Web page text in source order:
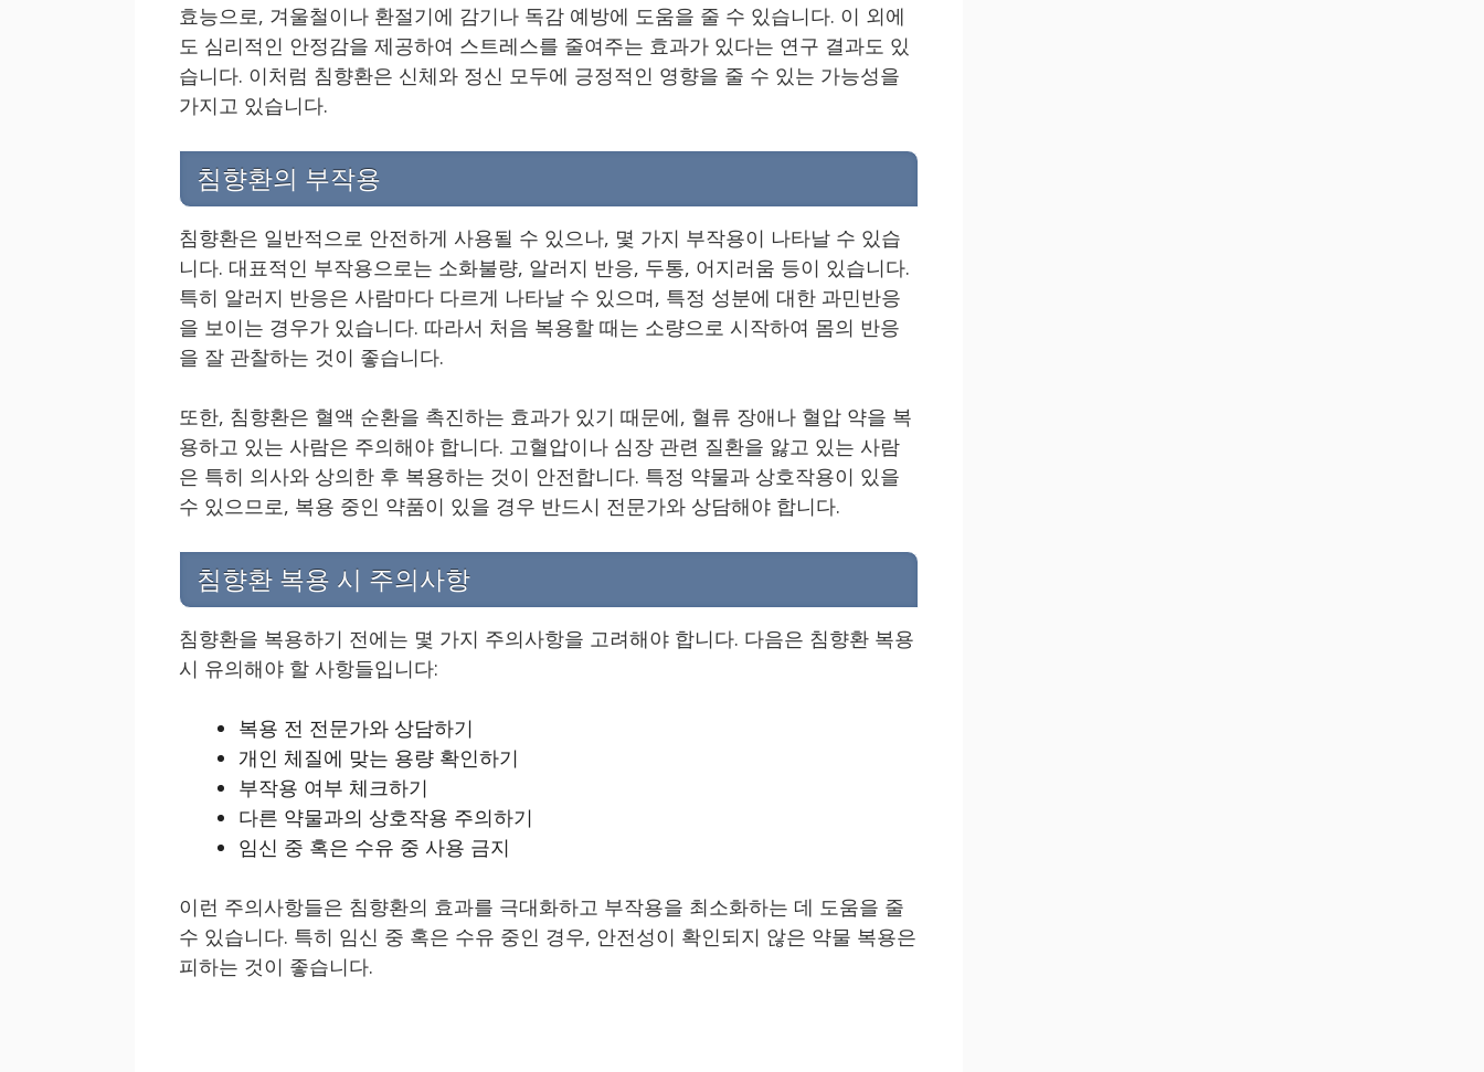
효능으로, 겨울철이나 환절기에 감기나 독감 예방에 도움을 줄 수 있습니다. 이 외에
도 심리적인 안정감을 제공하여 스트레스를 줄여주는 효과가 있다는 연구 결과도 있
습니다. 이처럼 침향환은 신체와 정신 모두에 긍정적인 영향을 줄 수 있는 가능성을
가지고 있습니다.
침향환의 부작용
침향환은 일반적으로 안전하게 사용될 수 있으나, 몇 가지 부작용이 나타날 수 있습
니다. 대표적인 부작용으로는 소화불량, 알러지 반응, 두통, 어지러움 등이 있습니다.
특히 알러지 반응은 사람마다 다르게 나타날 수 있으며, 특정 성분에 대한 과민반응
을 보이는 경우가 있습니다. 따라서 처음 복용할 때는 소량으로 시작하여 몸의 반응
을 잘 관찰하는 것이 좋습니다.
또한, 침향환은 혈액 순환을 촉진하는 효과가 있기 때문에, 혈류 장애나 혈압 약을 복
용하고 있는 사람은 주의해야 합니다. 고혈압이나 심장 관련 질환을 앓고 있는 사람
은 특히 의사와 상의한 후 복용하는 것이 안전합니다. 특정 약물과 상호작용이 있을
수 있으므로, 복용 중인 약품이 있을 경우 반드시 전문가와 상담해야 합니다.
침향환 복용 시 주의사항
침향환을 복용하기 전에는 몇 가지 주의사항을 고려해야 합니다. 다음은 침향환 복용
시 유의해야 할 사항들입니다:
복용 전 전문가와 상담하기
개인 체질에 맞는 용량 확인하기
부작용 여부 체크하기
다른 약물과의 상호작용 주의하기
임신 중 혹은 수유 중 사용 금지
이런 주의사항들은 침향환의 효과를 극대화하고 부작용을 최소화하는 데 도움을 줄
수 있습니다. 특히 임신 중 혹은 수유 중인 경우, 안전성이 확인되지 않은 약물 복용은
피하는 것이 좋습니다.